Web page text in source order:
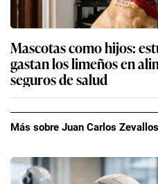
Mascotas como hijos:
gastan los limeños en
seguros de salud
Más sobre Juan Carlos Zevallos